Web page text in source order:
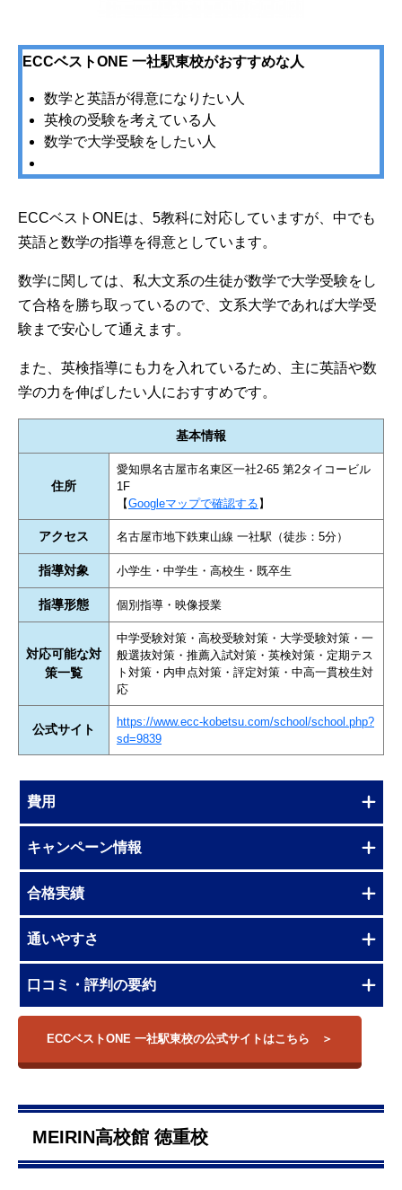
ECCベストONE 一社駅東校がおすすめな人
数学と英語が得意になりたい人
英検の受験を考えている人
数学で大学受験をしたい人
ECCベストONEは、5教科に対応していますが、中でも
英語と数学の指導を得意としています。
数学に関しては、私大文系の生徒が数学で大学受験をし
て合格を勝ち取っているので、文系大学であれば大学受
験まで安心して通えます。
また、英検指導にも力を入れているため、主に英語や数
学の力を伸ばしたい人におすすめです。
基本情報
住所
愛知県名古屋市名東区一社2-65 第2タイコービル
1F
【Googleマップで確認する】
アクセス 名古屋市地下鉄東山線 一社駅（徒歩：5分）
指導対象 小学生・中学生・高校生・既卒生
指導形態 個別指導・映像授業
対応可能な対
策一覧
中学受験対策・高校受験対策・大学受験対策・一
般選抜対策・推薦入試対策・英検対策・定期テス
ト対策・内申点対策・評定対策・中高一貫校生対
応
公式サイト
https://www.ecc-kobetsu.com/school/school.php?
sd=9839
費用
キャンペーン情報
合格実績
通いやすさ
口コミ・評判の要約
ECCベストONE 一社駅東校の公式サイトはこちら
MEIRIN高校館 徳重校